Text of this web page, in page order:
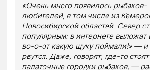
«Очень много появилось рыбаков-
любителей, в том числе из
Новосибирской областей. Север
популярным: в интернете
во-о-от какую щуку поймали!» — и
рвутся. Даже, говорят, где-то стоят
палаточные городки рыбаков, —